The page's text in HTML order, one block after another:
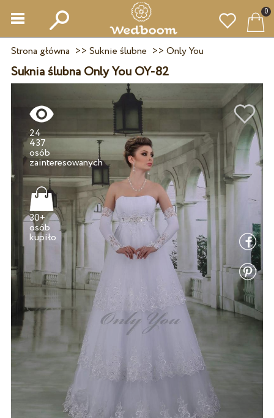
0
Strona główna >> Suknie ślubne >> Only You
Suknia ślubna Only You OY-82
24
437
osób
zainteresowanych
30+
osób